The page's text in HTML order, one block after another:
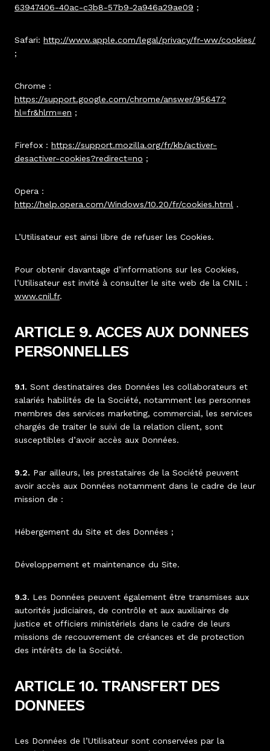
63947406-40ac-c3b8-57b9-2a946a29ae09 ;
Safari: http://www.apple.com/legal/privacy/fr-ww/cookies/
;
Chrome :
https://support.google.com/chrome/answer/95647?
hl=fr&hlrm=en ;
Firefox : https://support.mozilla.org/fr/kb/activer-
desactiver-cookies?redirect=no ;
Opera :
http://help.opera.com/Windows/10.20/fr/cookies.html .
L’Utilisateur est ainsi libre de refuser les Cookies.
Pour obtenir davantage d’informations sur les Cookies,
l’Utilisateur est invité à consulter le site web de la CNIL :
www.cnil.fr.
ARTICLE 9. ACCES AUX DONNEES
PERSONNELLES
9.1. Sont destinataires des Données les collaborateurs et
salariés habilités de la Société, notamment les personnes
membres des services marketing, commercial, les services
chargés de traiter le suivi de la relation client, sont
susceptibles d’avoir accès aux Données.
9.2. Par ailleurs, les prestataires de la Société peuvent
avoir accès aux Données notamment dans le cadre de leur
mission de :
Hébergement du Site et des Données ;
Développement et maintenance du Site.
9.3. Les Données peuvent également être transmises aux
autorités judiciaires, de contrôle et aux auxiliaires de
justice et officiers ministériels dans le cadre de leurs
missions de recouvrement de créances et de protection
des intérêts de la Société.
ARTICLE 10. TRANSFERT DES
DONNEES
Les Données de l’Utilisateur sont conservées par la